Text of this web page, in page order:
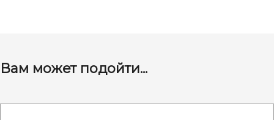
Вам может подойти...